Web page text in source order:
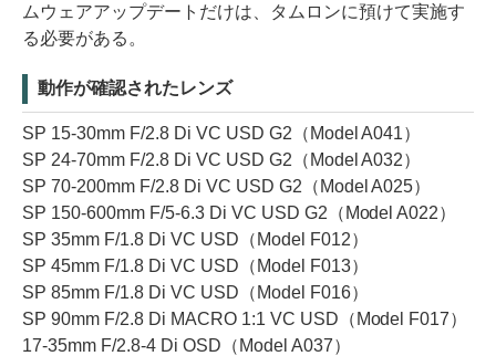
ムウェアアップデートだけは、タムロンに預けて実施す
る必要がある。
動作が確認されたレンズ
SP 15-30mm F/2.8 Di VC USD G2（Model A041）
SP 24-70mm F/2.8 Di VC USD G2（Model A032）
SP 70-200mm F/2.8 Di VC USD G2（Model A025）
SP 150-600mm F/5-6.3 Di VC USD G2（Model A022）
SP 35mm F/1.8 Di VC USD（Model F012）
SP 45mm F/1.8 Di VC USD（Model F013）
SP 85mm F/1.8 Di VC USD（Model F016）
SP 90mm F/2.8 Di MACRO 1:1 VC USD（Model F017）
17-35mm F/2.8-4 Di OSD（Model A037）